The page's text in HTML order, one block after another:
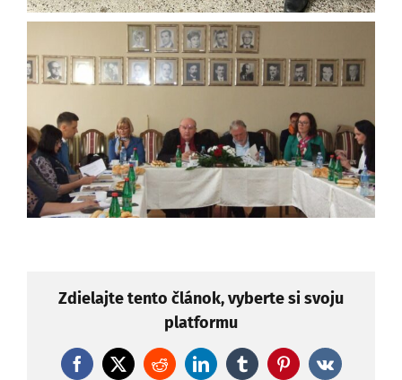
Zdielajte tento článok, vyberte si svoju
platformu
Facebook
X RedditLinkedInTumblrPinterest
Vk